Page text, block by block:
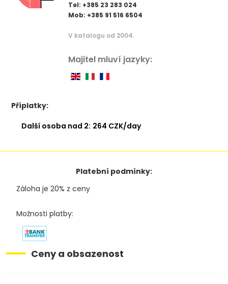
Tel: +385 23 283 024
Mob: +385 91 516 6504
V katalogu od 2004.
Majitel mluví jazyky:
Příplatky:
Další osoba nad 2: 264 CZK/day
Platební podmínky:
Záloha je 20% z ceny
Možnosti platby:
Ceny a obsazenost